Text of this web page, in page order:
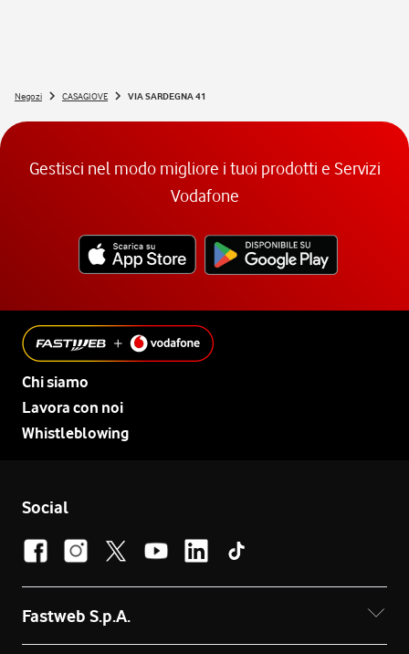
Negozi CASAGIOVE VIA SARDEGNA 41
Gestisci nel modo migliore i tuoi prodotti e Servizi
Vodafone
Chi siamo
Lavora con noi
Whistleblowing
Social
Fastweb S.p.A.